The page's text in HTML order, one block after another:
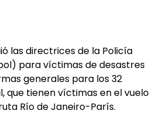
las directrices de la Policía
para víctimas de desastres
generales para los 32
que tienen víctimas en el vuelo
Río de Janeiro-París.